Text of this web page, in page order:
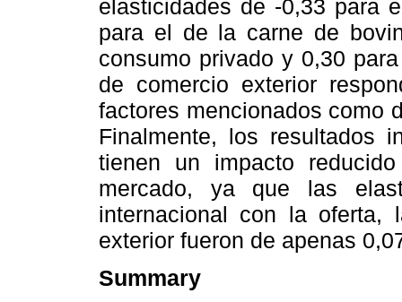
elasticidades de -0,33 para
para el de la carne de
consumo privado y 0,30
de comercio exterior
factores mencionados como
Finalmente, los resultados
tienen un impacto
mercado, ya que las
internacional con la oferta,
exterior fueron de apenas
Summary